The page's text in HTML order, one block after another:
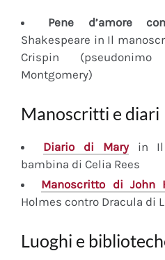
Pene d’amore
Shakespeare in Il
Crispin
Montgomery)
Manoscritti e diari
Diariodi Maryin Il
bambina di Celia Rees
Manoscritto di John
Holmes contro Dracula di
Luoghi e